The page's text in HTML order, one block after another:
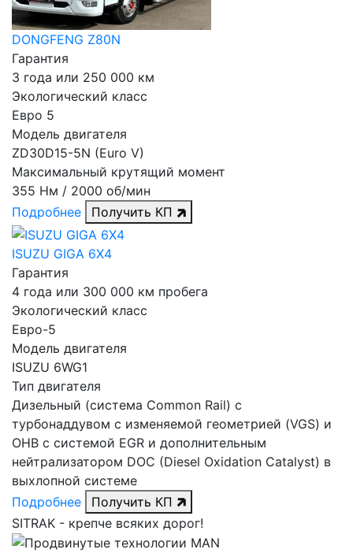
DONGFENG Z80N
Гарантия
3 года или 250 000 км
Экологический класс
Евро 5
Модель двигателя
ZD30D15-5N (Euro V)
Максимальный крутящий момент
355 Нм / 2000 об/мин
Подробнее
Получить КП
ISUZU GIGA 6X4
Гарантия
4 года или 300 000 км пробега
Экологический класс
Евро-5
Модель двигателя
ISUZU 6WG1
Тип двигателя
Дизельный (система Common Rail) с
турбонаддувом с изменяемой геометрией (VGS) и
ОНВ с системой EGR и дополнительным
нейтрализатором DOC (Diesel Oxidation Catalyst) в
выхлопной системе
Подробнее
Получить КП
SITRAK - крепче всяких дорог!